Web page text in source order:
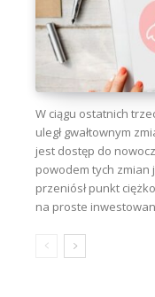
W ciągu ostatnich
uległ gwałtownym
jest dostęp do
powodem tych
przeniósł punkt
na proste